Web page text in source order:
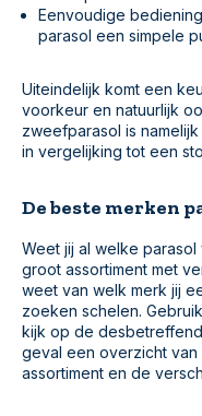
Eenvoudige
parasol een simpele
Uiteindelijk komt een
voorkeur en natuurlijk
zweefparasol is
in vergelijking tot een
De beste merken
Weet jij al welke
groot assortiment met
weet van welk merk jij
zoeken schelen.
kijk op de
geval een overzicht
assortiment en de